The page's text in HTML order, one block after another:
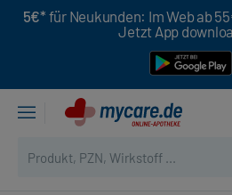
5€* für Neukunden: Im Web ab
Jetzt App